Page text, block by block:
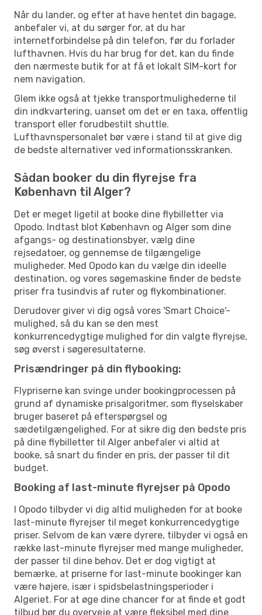
Når du lander, og efter at have hentet din bagage,
anbefaler vi, at du sørger for, at du har
internetforbindelse på din telefon, før du forlader
lufthavnen. Hvis du har brug for det, kan du finde
den nærmeste butik for at få et lokalt SIM-kort for
nem navigation.
Glem ikke også at tjekke transportmulighederne til
din indkvartering, uanset om det er en taxa, offentlig
transport eller forudbestilt shuttle.
Lufthavnspersonalet bør være i stand til at give dig
de bedste alternativer ved informationsskranken.
Sådan booker du din flyrejse fra
København til Alger?
Det er meget ligetil at booke dine flybilletter via
Opodo. Indtast blot København og Alger som dine
afgangs- og destinationsbyer, vælg dine
rejsedatoer, og gennemse de tilgængelige
muligheder. Med Opodo kan du vælge din ideelle
destination, og vores søgemaskine finder de bedste
priser fra tusindvis af ruter og flykombinationer.
Derudover giver vi dig også vores 'Smart Choice'-
mulighed, så du kan se den mest
konkurrencedygtige mulighed for din valgte flyrejse,
søg øverst i søgeresultaterne.
Prisændringer på din flybooking:
Flypriserne kan svinge under bookingprocessen på
grund af dynamiske prisalgoritmer, som flyselskaber
bruger baseret på efterspørgsel og
sædetilgængelighed. For at sikre dig den bedste pris
på dine flybilletter til Alger anbefaler vi altid at
booke, så snart du finder en pris, der passer til dit
budget.
Booking af last-minute flyrejser på Opodo
I Opodo tilbyder vi dig altid muligheden for at booke
last-minute flyrejser til meget konkurrencedygtige
priser. Selvom de kan være dyrere, tilbyder vi også en
række last-minute flyrejser med mange muligheder,
der passer til dine behov. Det er dog vigtigt at
bemærke, at priserne for last-minute bookinger kan
være højere, især i spidsbelastningsperioder i
Algeriet. For at øge dine chancer for at finde et godt
tilbud bør du overveje at være fleksibel med dine